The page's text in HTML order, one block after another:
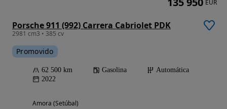
Porsche 911 (992) Carrera Cabriolet PDK
2981 cm3 • 385 cv
Promovido
62 500 km Gasolina
Automática
2022
Amora (Setúbal)
EUR